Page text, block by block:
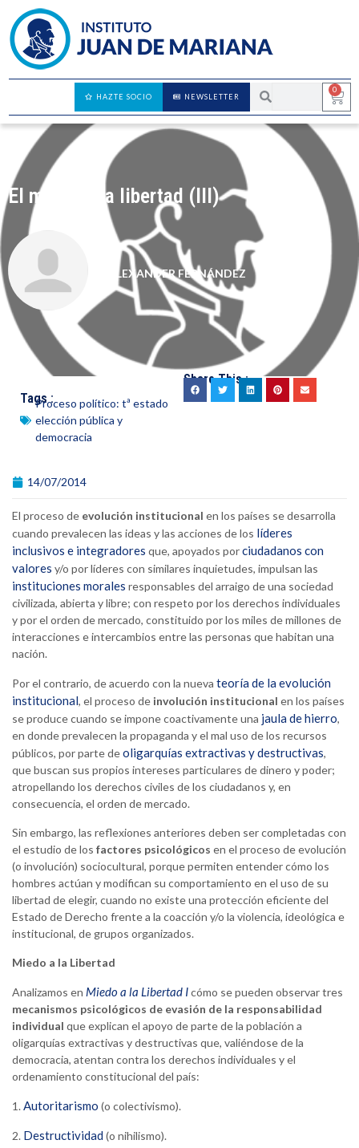
0
NEWSLETTER
HAZTE SOCIO
El miedo a la libertad (III)
ALEXANDER FERNÁNDEZ
Tags :Proceso político: tª estado
elección pública y
democracia
Share This :
14/07/2014
El proceso de evolución institucional en los países se desarrolla
cuando prevalecen las ideas y las acciones de los líderes
inclusivos e integradores que, apoyados porciudadanos con
valores y/o por líderes con similares inquietudes, impulsan las
instituciones morales responsables del arraigo de una sociedad
civilizada, abierta y libre; con respeto por los derechos individuales
y por el orden de mercado, constituido por los miles de millones de
interacciones e intercambios entre las personas que habitan una
nación.
Por el contrario, de acuerdo con la nueva teoría de la evolución
institucional, el proceso de involución institucional en los países
se produce cuando se impone coactivamente una jaula de hierro,
en donde prevalecen la propaganda y el mal uso de los recursos
públicos, por parte deoligarquías extractivas y destructivas,
que buscan sus propios intereses particulares de dinero y poder;
atropellando los derechos civiles de los ciudadanos y, en
consecuencia, el orden de mercado.
Sin embargo, las reflexiones anteriores deben ser completadas con
el estudio de los factores psicológicos en el proceso de evolución
(o involución) sociocultural, porque permiten entender cómo los
hombres actúan y modifican su comportamiento en el uso de su
libertad de elegir, cuando no existe una protección eficiente del
Estado de Derecho frente a la coacción y/o la violencia, ideológica e
institucional, de grupos organizados.
Miedo a la Libertad
Analizamos en Miedo a la Libertad Icómo se pueden observar tres
mecanismos psicológicos de evasión de la responsabilidad
individual que explican el apoyo de parte de la población a
oligarquías extractivas y destructivas que, valiéndose de la
democracia, atentan contra los derechos individuales y el
ordenamiento constitucional del país:
1.Autoritarismo (o colectivismo).
2. Destructividad (o nihilismo).